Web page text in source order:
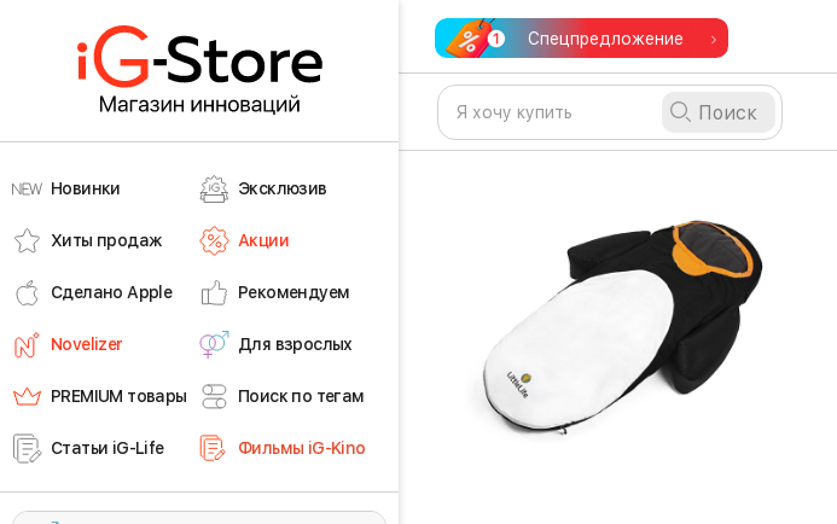
Новинки Эксклюзив
Хиты продаж Акции
Сделано Apple Рекомендуем
Novelizer Для взрослых
PREMIUM товары Поиск по тегам
Статьи iG-Life Фильмы iG-Kino
Спецпредложение
Поиск